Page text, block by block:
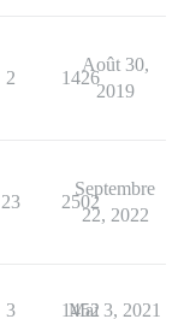
2 1426
Août 30,
2019
23 2502
Septembre
22, 2022
3 1452
Mai 3, 2021